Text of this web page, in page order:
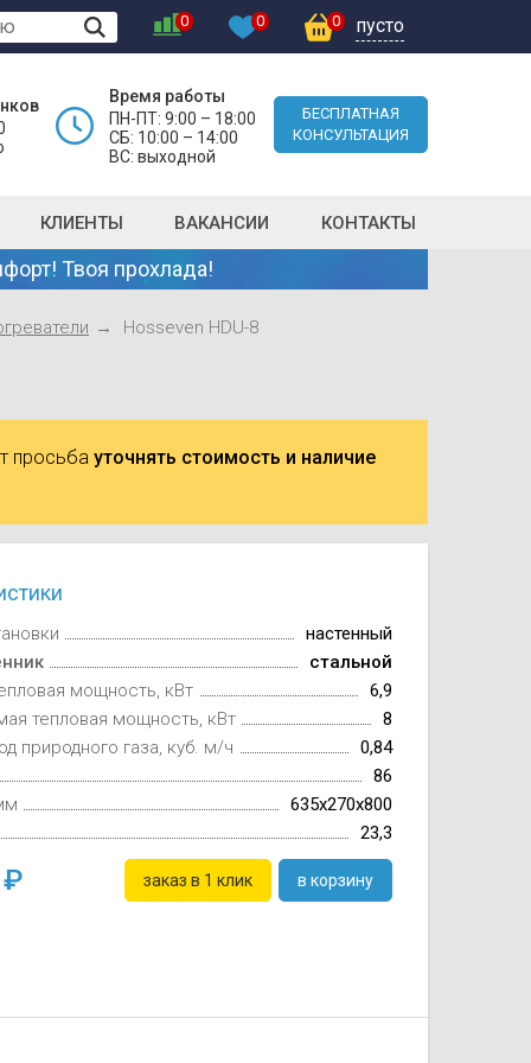
0 0 0 пусто
Время работы
ПН-ПТ: 9:00 – 18:00
СБ: 10:00 – 14:00
ВС: выходной
БЕСПЛАТНАЯ
КОНСУЛЬТАЦИЯ
КЛИЕНТЫ ВАКАНСИИ КОНТАКТЫ
Твоя прохлада!
Hosseven HDU-8
просьба уточнять стоимость и наличие
настенный
стальной
мощность, кВт
6,9
тепловая мощность, кВт
8
природного газа, куб. м/ч
0,84
86
635x270x800
23,3
заказ в 1 клик в корзину